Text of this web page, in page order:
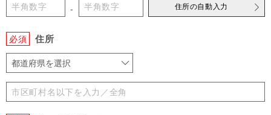
- 住所の自動入力
必須 住所
都道府県を選択